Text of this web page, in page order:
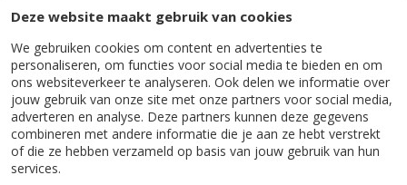
Deze website maakt gebruik van cookies
We gebruiken cookies om content en advertenties te
personaliseren, om functies voor social media te bieden en om
ons websiteverkeer te analyseren. Ook delen we informatie over
jouw gebruik van onze site met onze partners voor social media,
adverteren en analyse. Deze partners kunnen deze gegevens
combineren met andere informatie die je aan ze hebt verstrekt
of die ze hebben verzameld op basis van jouw gebruik van hun
services.
Grond: Goed doorlatende, licht zure grond
Water: Regelmatig water geven, zeker bij
droogte
Snoei: Licht terugsnoeien na de bloei om de
vorm te behouden.